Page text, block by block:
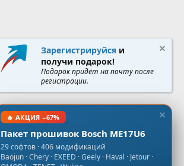
Зарегистрируйся и
получи подарок!
Подарок придёт на почту после
регистрации.
🔥 АКЦИЯ −67%
Пакет прошивок Bosch ME17U6
29 софтов · 406 модификаций
Baojun · Chery · EXEED · Geely · Haval · Jetour ·